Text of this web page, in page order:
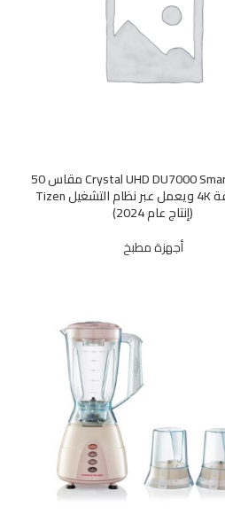
جهاز Crystal UHD DU7000 Smart TV مقاس 50
بوصة بدقة 4K ويعمل عبر نظام التشغيل Tizen
(إنتاج عام 2024)
أجهزة مطبخ